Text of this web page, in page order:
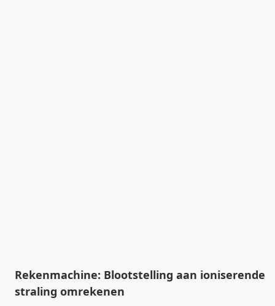
Rekenmachine: Blootstelling aan ioniserende
straling omrekenen